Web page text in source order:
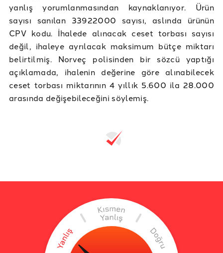
yanlış yorumlanmasından kaynaklanıyor. Ürün
sayısı sanılan 33922000 sayısı, aslında ürünün
CPV kodu. İhalede alınacak ceset torbası sayısı
değil, ihaleye ayrılacak maksimum bütçe miktarı
belirtilmiş. Norveç polisinden bir sözcü yaptığı
açıklamada, ihalenin değerine göre alınabilecek
ceset torbası miktarının 4 yıllık 5.600 ila 28.000
arasında değişebileceğini söylemiş.